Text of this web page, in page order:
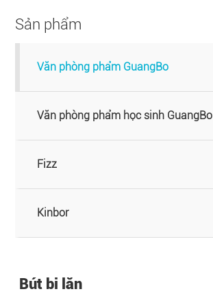
Tin tức
Sản phẩm
Văn phòng phẩm GuangBo
Văn phòng phẩm học sinh GuangBo
Fizz
Kinbor
Bút bi lăn